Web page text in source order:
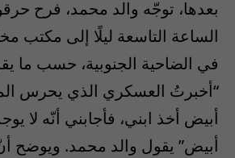
بعدها، توجّه والد محمد، فرح
الساعة التاسعة ليلًا إلى مكتب
في الضاحية الجنوبية، حسب ما
“أخبرتُ العسكري الذي يحرس
أبيض أخذ ابني، فأجابني أنّه لا
أبيض” يقول والد محمد. ويوضح